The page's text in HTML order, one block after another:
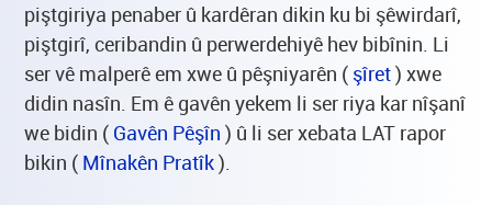
piştgiriya penaber û kardêran dikin ku bi şêwirdarî,
piştgirî, ceribandin û perwerdehiyê hev bibînin. Li
ser vê malperê em xwe û pêşniyarên ( şîret) xwe
didin nasîn. Em ê gavên yekem li ser riya kar nîşanî
we bidin ( Gavên Pêşîn ) û li ser xebata LAT rapor
bikin ( Mînakên Pratîk).